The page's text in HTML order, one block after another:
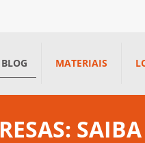
BLOG MATERIAIS